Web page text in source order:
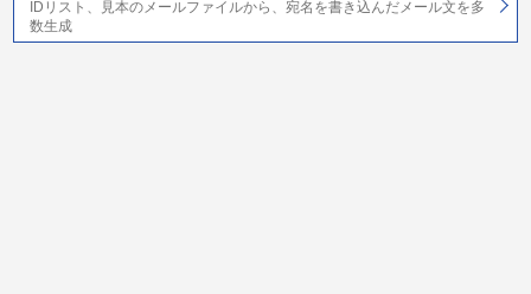
IDリスト、見本のメールファイルから、宛名を書き込んだメール文を多
数生成